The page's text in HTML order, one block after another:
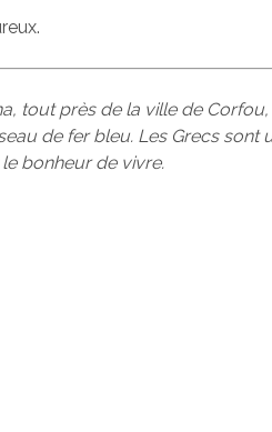
tout près de la ville de
de fer bleu. Les Grecs sont
bonheur de vivre.